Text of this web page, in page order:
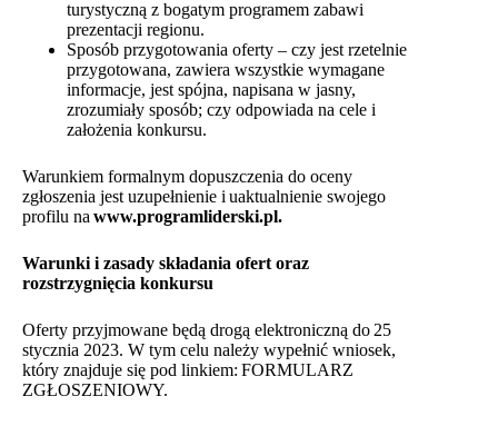
turystyczną z bogatym programem zabawi
prezentacji regionu.
Sposób przygotowania oferty – czy jest rzetelnie
przygotowana, zawiera wszystkie wymagane
informacje, jest spójna, napisana w jasny,
zrozumiały sposób; czy odpowiada na cele i
założenia konkursu.
Warunkiem formalnym dopuszczenia do oceny
zgłoszenia jest uzupełnienie i uaktualnienie swojego
profilu na www.programliderski.pl.
Warunki i zasady składania ofert oraz
rozstrzygnięcia konkursu
Oferty przyjmowane będą drogą elektroniczną do 25
stycznia 2023. W tym celu należy wypełnić wniosek,
który znajduje się pod linkiem: FORMULARZ
ZGŁOSZENIOWY.